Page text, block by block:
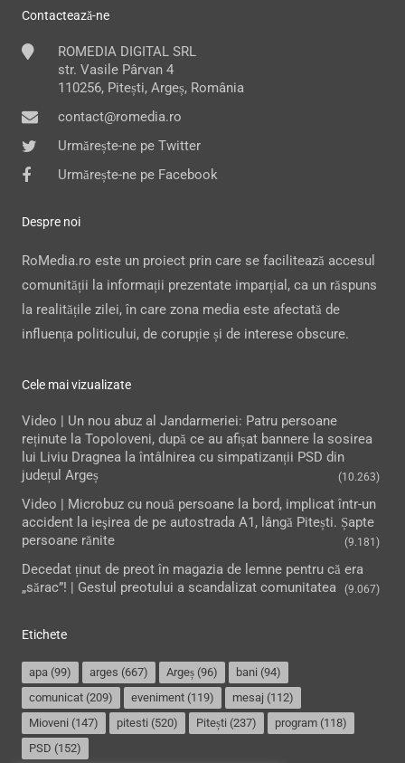
Contactează-ne
ROMEDIA DIGITAL SRL
str. Vasile Pârvan 4
110256, Pitești, Argeș, România
contact@romedia.ro
Urmărește-ne pe Twitter
Urmărește-ne pe Facebook
Despre noi
RoMedia.ro este un proiect prin care se facilitează accesul
comunității la informații prezentate imparțial, ca un răspuns
la realitățile zilei, în care zona media este afectată de
influența politicului, de corupție și de interese obscure.
Cele mai vizualizate
Video | Un nou abuz al Jandarmeriei: Patru persoane
reținute la Topoloveni, după ce au afișat bannere la sosirea
lui Liviu Dragnea la întâlnirea cu simpatizanții PSD din
județul Argeș
(10.263)
Video | Microbuz cu nouă persoane la bord, implicat într-un
accident la ieşirea de pe autostrada A1, lângă Pitești. Șapte
persoane rănite
(9.181)
Decedat ținut de preot în magazia de lemne pentru că era
„sărac”! | Gestul preotului a scandalizat comunitatea
(9.067)
Etichete
apa (99) arges (667) Argeș (96) bani (94)
comunicat (209) eveniment (119) mesaj (112)
Mioveni (147) pitesti (520) Pitești (237) program (118)
PSD (152)